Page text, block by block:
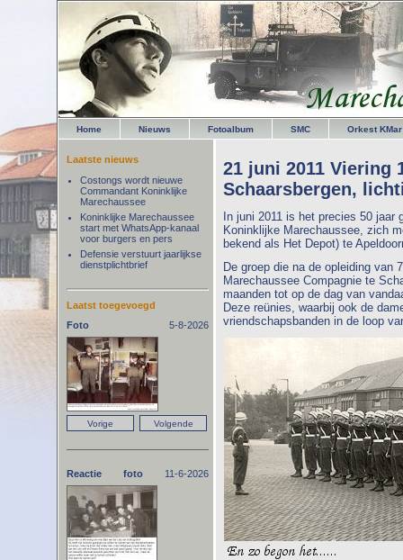
Home Nieuws Fotoalbum SMC Orkest KMar
21 juni 2011 Viering
Schaarsbergen,
In juni 2011 is het precies 50
Koninklijke Marechaussee, zich
bekend als Het Depot) te
De groep die na de opleiding van
Marechaussee Compagnie te
maanden tot op de dag van
Deze reünies, waarbij ook de
vriendschapsbanden in de loop
Laatste nieuws
Costongs wordt nieuwe
Commandant Koninklijke
Marechaussee
Koninklijke Marechaussee
start met WhatsApp-kanaal
voor burgers en pers
Defensie verstuurt jaarlijkse
dienstplichtbrief
Laatst toegevoegd
Foto
5-8-2026
Reactie foto 11-6-2026